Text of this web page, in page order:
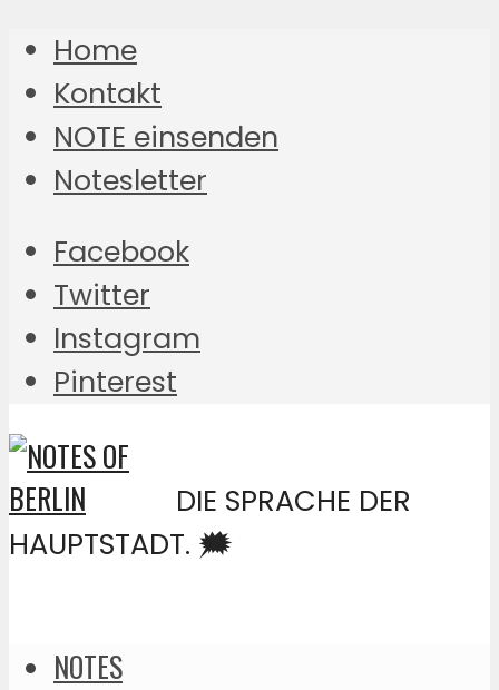
Home
Kontakt
NOTE einsenden
Notesletter
Facebook
Twitter
Instagram
Pinterest
DIE SPRACHE DER
HAUPTSTADT. 🗯️
NOTES